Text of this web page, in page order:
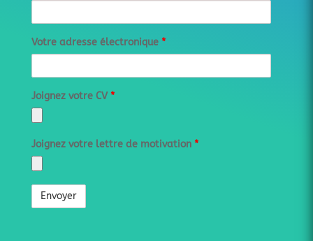
Votre adresse électronique *
Joignez votre CV *
Joignez votre lettre de motivation *